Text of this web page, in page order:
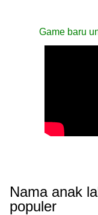
Game baru
Nama anak
populer